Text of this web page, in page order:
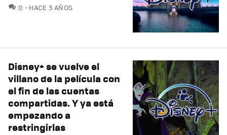
0 COMENTARIOS
HACE 3 AÑOS
Disney+ se vuelve el
villano de la película con
el fin de las cuentas
compartidas. Y ya está
empezando a
restringirlas